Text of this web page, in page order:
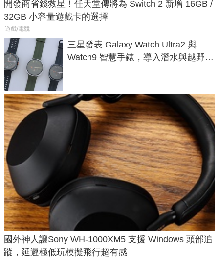
開發商省錢救星！任天堂傳將為 Switch 2 新增 16GB /
32GB 小容量遊戲卡的選擇
遊戲/電競
三星發表 Galaxy Watch Ultra2 與
Watch9 智慧手錶，導入潛水與越野跑
國外神人讓Sony WH-1000XM5 支援 Windows 頭部追
蹤，延遲極低玩模擬飛行超有感